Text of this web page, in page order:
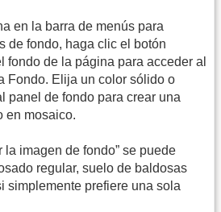
en la barra de menús para
de fondo, haga clic el botón
fondo de la página para acceder al
Fondo. Elija un color sólido o
panel de fondo para crear una
en mosaico.
la imagen de fondo” se puede
regular, suelo de baldosas
simplemente prefiere una sola